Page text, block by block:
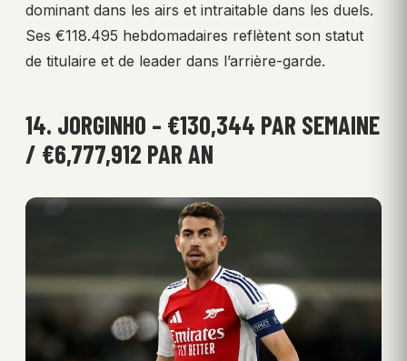
dominant dans les airs et intraitable dans les duels.
Ses €118.495 hebdomadaires reflètent son statut
de titulaire et de leader dans l’arrière-garde.
14. JORGINHO – €130,344 PAR SEMAINE
/ €6,777,912 PAR AN